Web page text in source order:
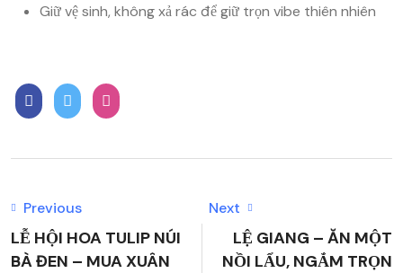
Giữ vệ sinh, không xả rác để giữ trọn vibe thiên nhiên
Previous
LỄ HỘI HOA TULIP NÚI
BÀ ĐEN – MUA XUÂN
Next
LỆ GIANG – ĂN MỘT
NỒI LẨU, NGẮM TRỌN